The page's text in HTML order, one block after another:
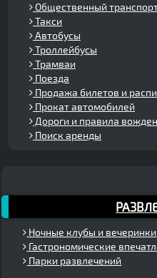
Общественный
Такси
Автобусы
Троллейбусы
Трамваи
Поезда
Продажа билетов и
Прокат автомобилей
Дороги и правила
Поиск аренды
Ночные клубы и вечеринки
Гастрономические
Парки развлечений